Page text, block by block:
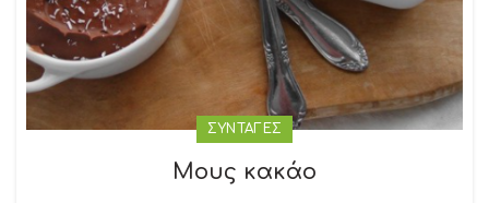
ΣΥΝΤΑΓΕΣ
Μους κακάο